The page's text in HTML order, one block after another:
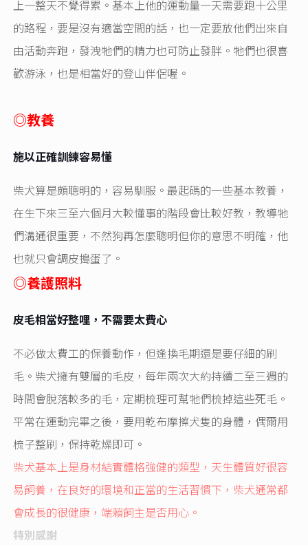
上一整天不覺得累。基本上他的運動量一天需要跑十公里
的路程，要是沒有適當空間的話，也一定要放他們出來自
由活動奔跑，發洩牠們的精力也可防止發胖。牠們也很喜
歡游泳，也是相當好的登山伴侶喔。
◎教養
施以正確訓練容易懂
柴犬算是頗聰明的，容易馴服。最起碼的一些基本教養，
在生下來三至六個月大較懂事的階段會比較好教，教導牠
們溝通很重要，不然狗再怎麼聰明但你的意思不明確，他
也就只會調皮搗蛋了。
◎養護照料
皮毛相當好整哩，不需要太費心
不必做太費工的保養動作，但逢換毛期還是要仔細的刷
毛。柴犬擁有雙層的毛皮，每年兩次大約持續二至三週的
時間會脫落較多的毛，定期梳理可幫牠們梳掉這些死毛。
平常在運動完畢之後，要用乾布摩擦犬隻的身體，偶爾用
梳子整刷，保持乾燥即可。
柴犬基本上是身材結實體格強健的類型，天生體質好很容
易飼養，在良好的環境和正當的生活習慣下，柴犬通常都
會成長的很健康，端賴飼主是否用心。
特別感謝